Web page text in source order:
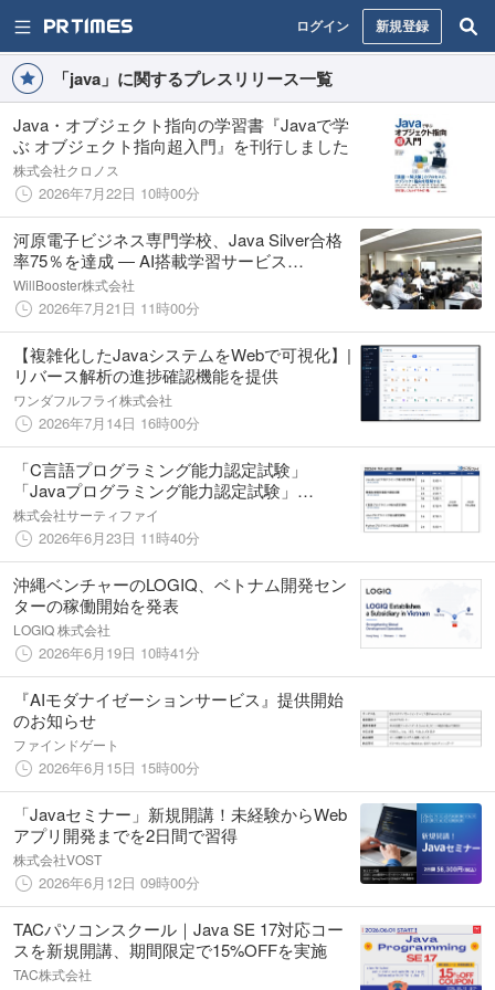
ログイン 新規登録
「java」に関するプレスリリース一覧
Java・オブジェクト指向の学習書『Javaで学
ぶ オブジェクト指向超入門』を刊行しました
株式会社クロノス
2026年7月22日 10時00分
河原電子ビジネス専門学校、Java Silver合格
率75％を達成 ― AI搭載学習サービス
「Exercode」を活用
WillBooster株式会社
2026年7月21日 11時00分
【複雑化したJavaシステムをWebで可視化】|
リバース解析の進捗確認機能を提供
ワンダフルフライ株式会社
2026年7月14日 16時00分
「C言語プログラミング能力認定試験」
「Javaプログラミング能力認定試験」
「Pythonプログラミング能力認定試験」ほか5
試験の公開試験申込受付を開始【試験日：
2026年9月6日】
株式会社サーティファイ
2026年6月23日 11時40分
沖縄ベンチャーのLOGIQ、ベトナム開発セン
ターの稼働開始を発表
LOGIQ 株式会社
2026年6月19日 10時41分
『AIモダナイゼーションサービス』提供開始
のお知らせ
ファインドゲート
2026年6月15日 15時00分
「Javaセミナー」新規開講！未経験からWeb
アプリ開発までを2日間で習得
株式会社VOST
2026年6月12日 09時00分
TACパソコンスクール｜Java SE 17対応コー
スを新規開講、期間限定で15%OFFを実施
TAC株式会社